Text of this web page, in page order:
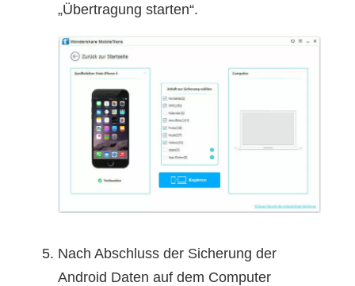
„Übertragung starten“.
Nach Abschluss der Sicherung der
Android Daten auf dem Computer